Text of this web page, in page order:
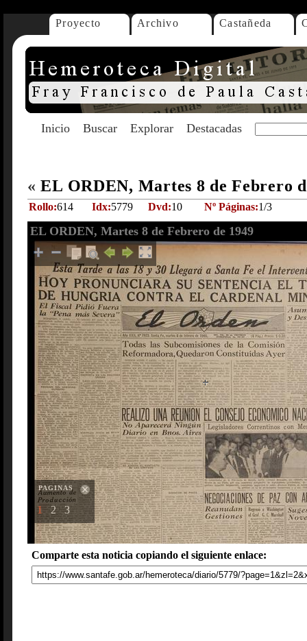
Proyecto Archivo Castañeda
Inicio Buscar Explorar Destacadas
« EL ORDEN, Martes 8 de Febrero
Rollo:614 Idx:5779 Dvd:10 Nº Páginas:1/3
EL ORDEN, Martes 8 de Febrero de 1949
PAGINAS
1 2 3
Comparte esta noticia copiando el siguiente enlace: